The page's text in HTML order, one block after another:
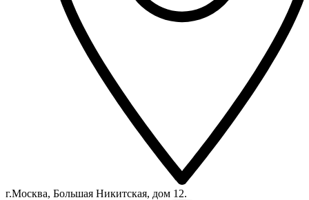
г.Москва, Большая Никитская, дом 12.